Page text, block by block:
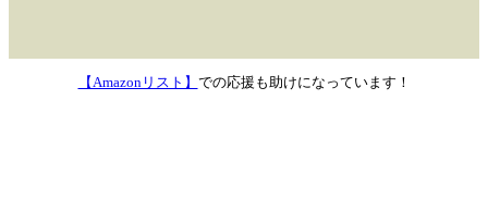
【Amazonリスト】 での応援も助けになっています！